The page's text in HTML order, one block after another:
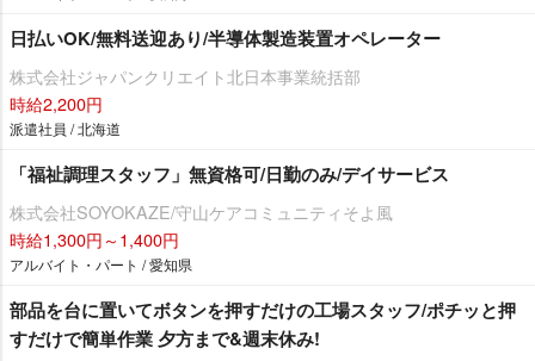
日払いOK/無料送迎あり/半導体製造装置オペレーター
株式会社ジャパンクリエイト北日本事業統括部
時給2,200円
派遣社員 / 北海道
「福祉調理スタッフ」無資格可/日勤のみ/デイサービス
株式会社SOYOKAZE/守山ケアコミュニティそよ風
時給1,300円～1,400円
アルバイト・パート / 愛知県
部品を台に置いてボタンを押すだけの工場スタッフ/ポチッと押
すだけで簡単作業 夕方まで&週末休み!